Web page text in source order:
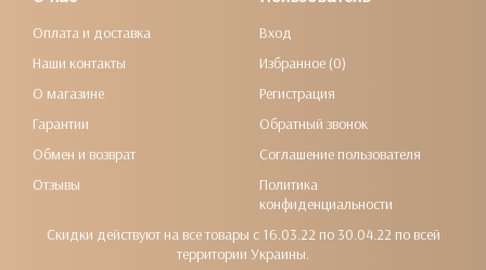
Оплата и доставка
Наши контакты
О магазине
Гарантии
Обмен и возврат
Отзывы
Вход
Избранное (0)
Регистрация
Обратный звонок
Соглашение пользователя
Политика
конфиденциальности
Скидки действуют на все товары с 16.03.22 по 30.04.22 по всей
территории Украины.